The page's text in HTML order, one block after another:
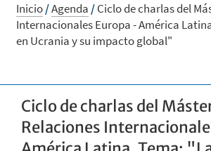
Inicio/Agenda /Ciclo de charlas del
Internacionales Europa - América
en Ucrania y su impacto global"
Ciclo de charlas del
Relaciones